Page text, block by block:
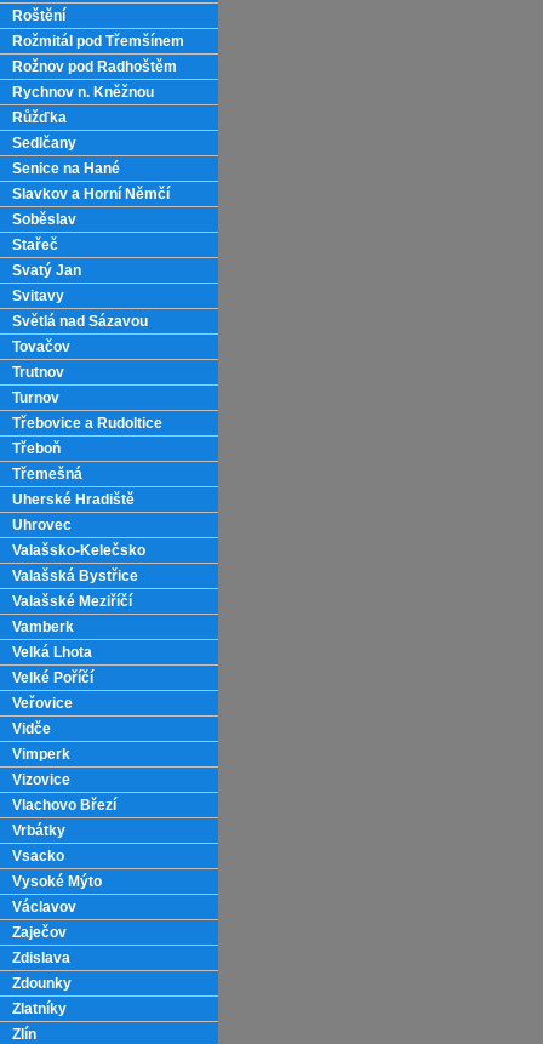
Roštění
Rožmitál pod Třemšínem
Rožnov pod Radhoštěm
Rychnov n. Kněžnou
Růžďka
Sedlčany
Senice na Hané
Slavkov a Horní Němčí
Soběslav
Stařeč
Svatý Jan
Svitavy
Světlá nad Sázavou
Tovačov
Trutnov
Turnov
Třebovice a Rudoltice
Třeboň
Třemešná
Uherské Hradiště
Uhrovec
Valašsko-Kelečsko
Valašská Bystřice
Valašské Meziříčí
Vamberk
Velká Lhota
Velké Poříčí
Veřovice
Vidče
Vimperk
Vizovice
Vlachovo Březí
Vrbátky
Vsacko
Vysoké Mýto
Václavov
Zaječov
Zdislava
Zdounky
Zlatníky
Zlín